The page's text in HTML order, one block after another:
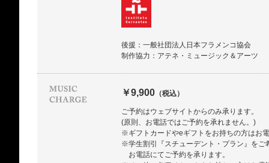
後援：一般社団法人日本フラメンコ協会
制作協力：アテネ・ミュージック＆アーツ
￥9,900 （税込）
ご予約はウェブサイトからのみ承ります。
(原則、お電話ではご予約を承れません。)
※ギフトカードやeギフトをお持ちの方はお
※学生割引『スチューデント・プラン』をご
お電話にてご予約を承ります。